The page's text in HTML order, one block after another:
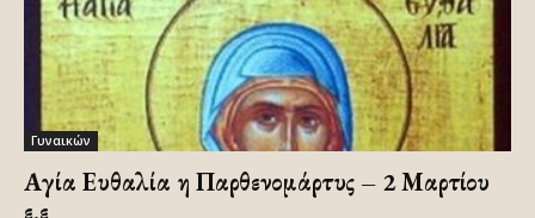
Γυναικών
Αγία Ευθαλία η Παρθενομάρτυς – 2 Μαρτίου
ε.ε